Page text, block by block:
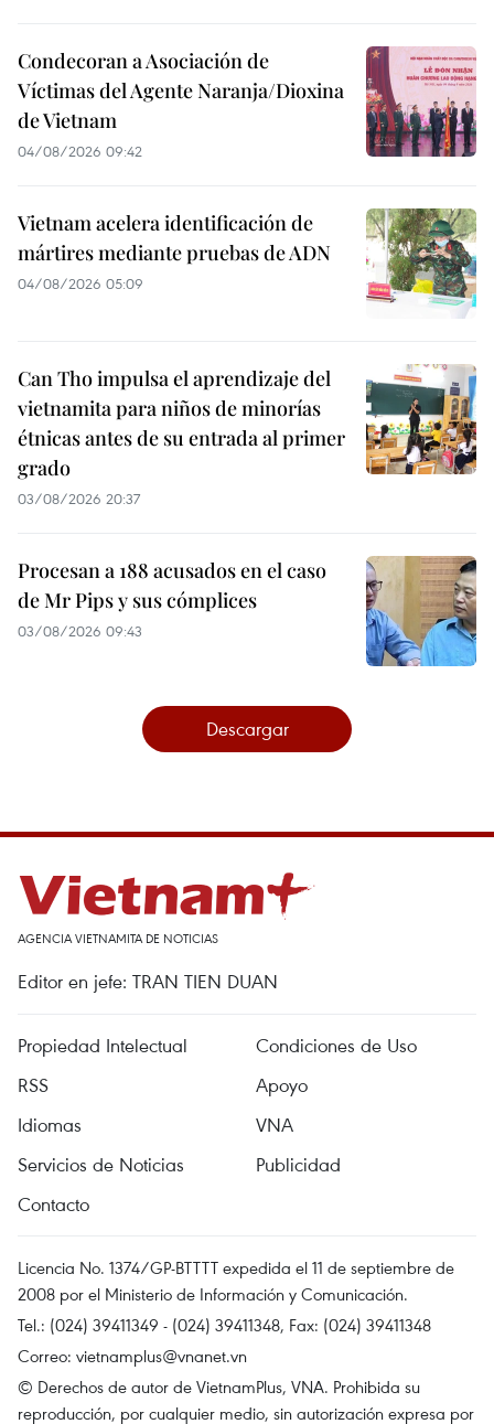
Condecoran a Asociación de
Víctimas del Agente Naranja/Dioxina
de Vietnam
04/08/2026 09:42
Vietnam acelera identificación de
mártires mediante pruebas de ADN
04/08/2026 05:09
Can Tho impulsa el aprendizaje del
vietnamita para niños de minorías
étnicas antes de su entrada al primer
grado
03/08/2026 20:37
Procesan a 188 acusados en el caso
de Mr Pips y sus cómplices
03/08/2026 09:43
Descargar
AGENCIA VIETNAMITA DE NOTICIAS
Editor en jefe: TRAN TIEN DUAN
Propiedad Intelectual
Condiciones de Uso
RSS
Apoyo
Idiomas
VNA
Servicios de Noticias
Publicidad
Contacto
Licencia No. 1374/GP-BTTTT expedida el 11 de septiembre de
2008 por el Ministerio de Información y Comunicación.
Tel.: (024) 39411349 - (024) 39411348, Fax: (024) 39411348
Correo: vietnamplus@vnanet.vn
© Derechos de autor de VietnamPlus, VNA. Prohibida su
reproducción, por cualquier medio, sin autorización expresa por